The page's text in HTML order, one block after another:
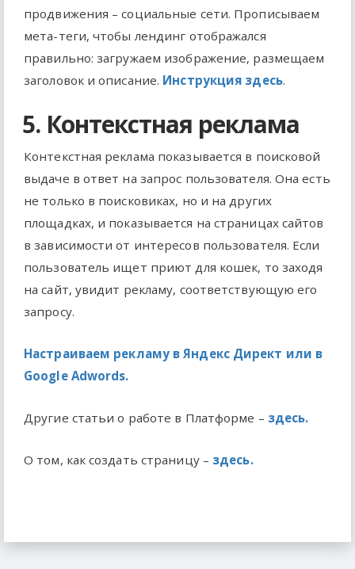
продвижения – социальные сети. Прописываем
мета-теги, чтобы лендинг отображался
правильно: загружаем изображение, размещаем
заголовок и описание. Инструкция здесь.
5. Контекстная реклама
Контекстная реклама показывается в поисковой
выдаче в ответ на запрос пользователя. Она есть
не только в поисковиках, но и на других
площадках, и показывается на страницах сайтов
в зависимости от интересов пользователя. Если
пользователь ищет приют для кошек, то заходя
на сайт, увидит рекламу, соответствующую его
запросу.
Настраиваем рекламу в Яндекс Директ или в
Google Adwords.
Другие статьи о работе в Платформе – здесь.
О том, как создать страницу – здесь.